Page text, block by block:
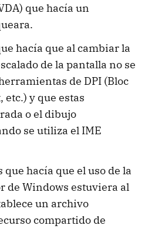
que hacía un
hacía que al cambiar la
de la pantalla no se
de DPI (Bloc
etc.) y que estas
o el dibujo
se utiliza el IME
hacía que el uso de la
de Windows estuviera al
un archivo
compartido de